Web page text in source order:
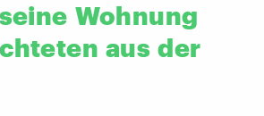
seine Wohnung
aus der